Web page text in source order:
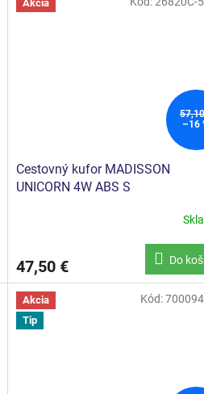
Akcia
–16
Cestovný kufor MADISSON
UNICORN 4W ABS S
47,50 € Do
Akcia
Tip
Kód: